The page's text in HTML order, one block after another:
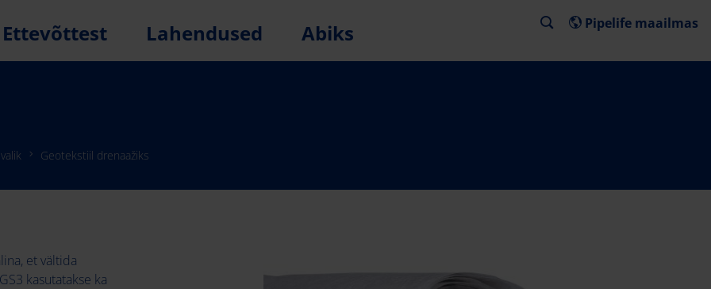
Ettevõttest Lahendused Abiks Pipelife maailmas
Geotekstiil drenaažiks
et vältida
kasutatakse ka